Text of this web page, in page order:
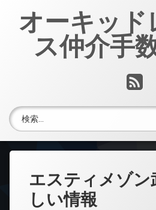
オーキッド
ス仲介手
検索:
エスティメゾン
しい情報